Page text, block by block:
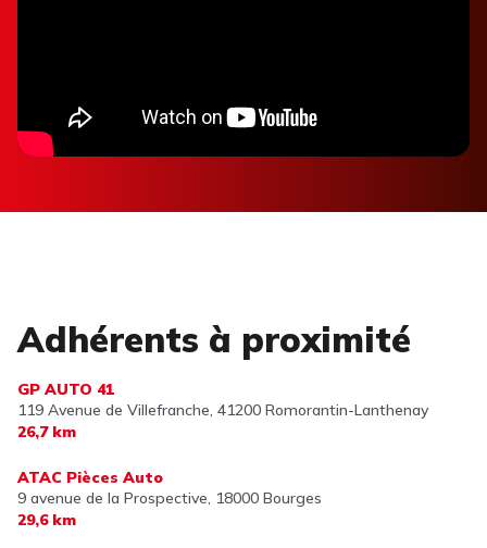
Adhérents à proximité
GP AUTO 41
119 Avenue de Villefranche, 41200 Romorantin-Lanthenay
26,7 km
ATAC Pièces Auto
9 avenue de la Prospective, 18000 Bourges
29,6 km